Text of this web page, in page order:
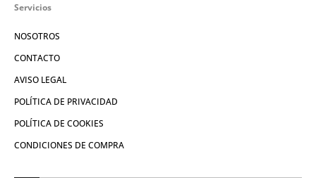
Servicios
NOSOTROS
CONTACTO
AVISO LEGAL
POLÍTICA DE PRIVACIDAD
POLÍTICA DE COOKIES
CONDICIONES DE COMPRA